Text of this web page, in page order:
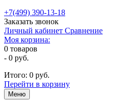
+7(499) 390-13-18
Заказать звонок
Личный кабинет Сравнение
Моя корзина:
0 товаров
- 0 руб.
Итого: 0 руб.
Перейти в корзину
Меню